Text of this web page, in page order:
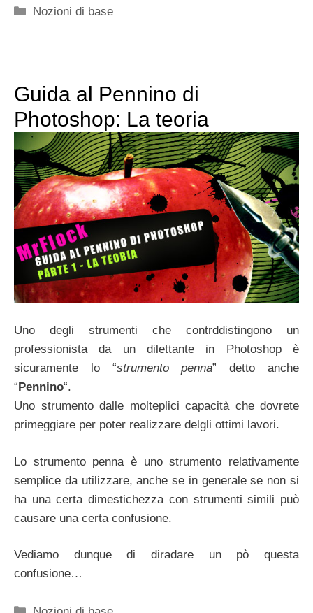
Categorie
Nozioni di base
Guida al Pennino di
Photoshop: La teoria
Uno degli strumenti che contrddistingono un
professionista da un dilettante in Photoshop è
sicuramente lo “strumento penna” detto anche
“ Pennino“.
Uno strumento dalle molteplici capacità che dovrete
primeggiare per poter realizzare delgli ottimi lavori.
Lo strumento penna è uno strumento relativamente
semplice da utilizzare, anche se in generale se non si
ha una certa dimestichezza con strumenti simili può
causare una certa confusione.
Vediamo dunque di diradare un pò questa
confusione…
Categorie